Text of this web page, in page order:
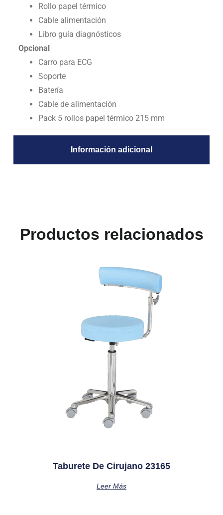
Información adicional
Rollo papel térmico
Cable alimentación
Libro guía diagnósticos
Opcional
Carro para ECG
Soporte
Batería
Cable de alimentación
Pack 5 rollos papel térmico 215 mm
Productos relacionados
Taburete De Cirujano 23165
Leer Más